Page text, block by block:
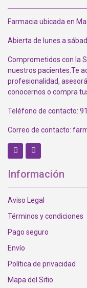
Farmacia ubicada en
Abierta de lunes a
Comprometidos con la
nuestros pacientes.Te
profesionalidad,
conocernos o compra
Teléfono de contacto:
Correo de contacto:
Información
Aviso Legal
Términos y condiciones
Pago seguro
Envío
Política de privacidad
Mapa del Sitio